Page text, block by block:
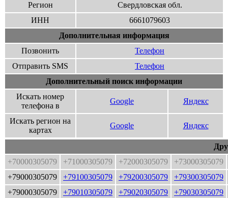
Регион
Свердловская обл.
ИНН
6661079603
Дополнительная информация
Позвонить
Телефон
Отправить SMS
Телефон
Дополнительный поиск информации
Искать номер
телефона в
Google Яндекс
Искать регион на
картах
Google Яндекс
+70000305079
+71000305079 +72000305079
+73000305079
+79000305079
+79100305079 +79200305079
+79300305079
+79000305079
+79010305079 +79020305079
+79030305079